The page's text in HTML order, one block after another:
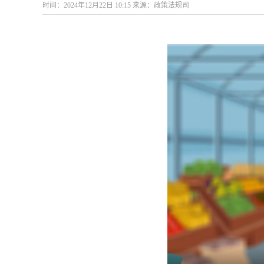
时间：2024年12月22日 10:15 来源：政策法规司